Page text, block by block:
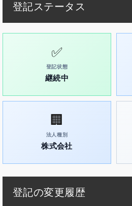
登記ステータス
✅
登記状態
継続中
🏢
法人種別
株式会社
登記の変更履歴